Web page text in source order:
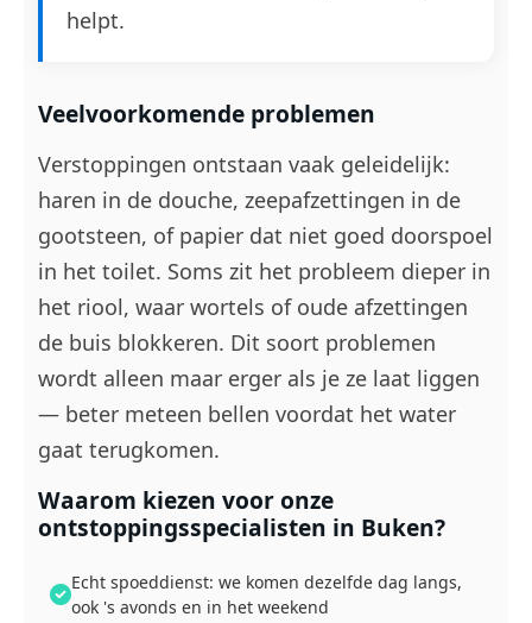
helpt.
Veelvoorkomende problemen
Verstoppingen ontstaan vaak geleidelijk:
haren in de douche, zeepafzettingen in de
gootsteen, of papier dat niet goed doorspoel
in het toilet. Soms zit het probleem dieper in
het riool, waar wortels of oude afzettingen
de buis blokkeren. Dit soort problemen
wordt alleen maar erger als je ze laat liggen
— beter meteen bellen voordat het water
gaat terugkomen.
Waarom kiezen voor onze
ontstoppingsspecialisten in Buken?
Echt spoeddienst: we komen dezelfde dag langs,
ook 's avonds en in het weekend